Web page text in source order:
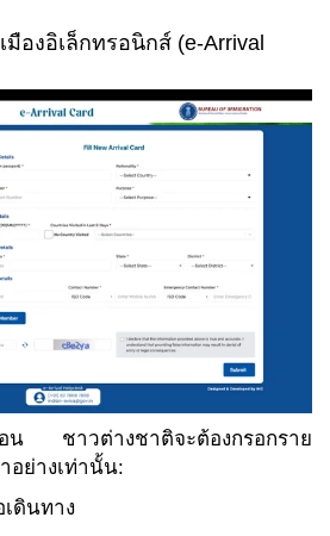
องอิเล็กทรอนิกส์ (e-Arrival
น ชาวต่างชาติจะต้องกรอกราย
อย่างเท่านั้น:
ดินทาง